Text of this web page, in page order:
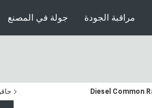
جولة في المصنع مراقبة الجودة